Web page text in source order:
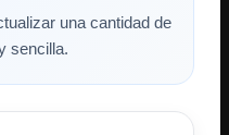
una cantidad de
sencilla.